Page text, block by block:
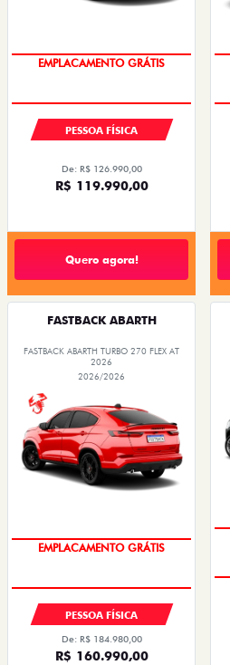
OPORTUNIDADE
PESSOA FÍSICA
De: R$ 126.990,00
R$ 119.990,00
Quero agora!
FASTBACK ABARTH
FASTBACK ABARTH TURBO 270 FLEX AT
2026
2026/2026
OPORTUNIDADE
PESSOA FÍSICA
De: R$ 184.980,00
R$ 160.990,00